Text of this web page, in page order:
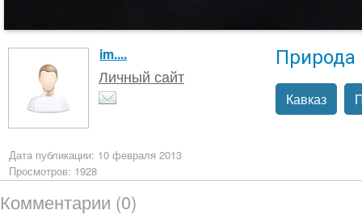
im....
Личный сайт
Природа
Кавказ
Дата публикации: 10 февраля 2013
Просмотров: 1928
Комментарии (0)